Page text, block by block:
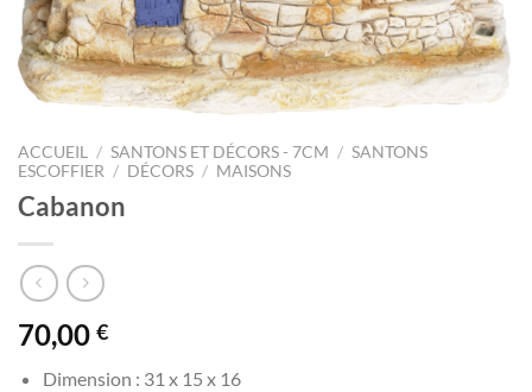
ACCUEIL / SANTONS ET DÉCORS - 7CM / SANTONS
ESCOFFIER / DÉCORS / MAISONS
Cabanon
70,00 €
Dimension : 31 x 15 x 16